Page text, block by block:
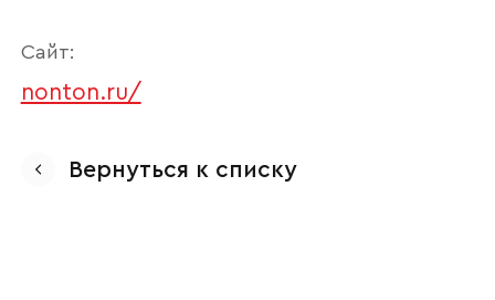
Сайт:
nonton.ru/
Вернуться к списку